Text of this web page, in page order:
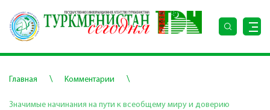
Главная \ Комментарии \
Значимые начинания на пути к всеобщему миру и доверию